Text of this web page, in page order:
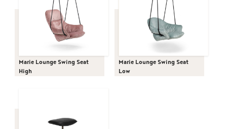
Marie Lounge Swing Seat
High
Marie Lounge Swing Seat
Low